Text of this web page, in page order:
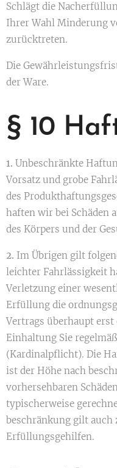
Schlägt die
Ihrer Wahl Minderung
zurücktreten.
Die
der Ware.
§ 10
1. Unbeschränkte
Vorsatz und grobe
des
haften wir bei Schäden
des Körpers und der
2. Im Übrigen gilt
leichter Fahrlässigkeit
Verletzung einer
Erfüllung die
Vertrags überhaupt
Einhaltung Sie
(Kardinalpflicht). Die
ist der Höhe nach
vorhersehbaren
typischerweise
beschränkung gilt auch
Erfüllungsgehilfen.